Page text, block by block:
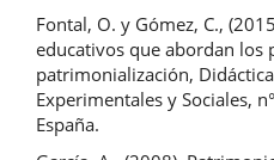
Fontal, O. y Gómez, C.,
educativos que abordan los
patrimonialización,
Experimentales y Sociales,
España.